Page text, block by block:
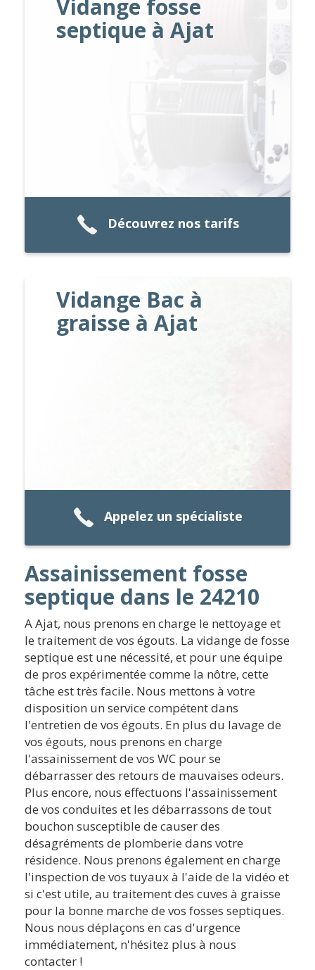
Vidange fosse
septique à Ajat
Découvrez nos tarifs
Vidange Bac à
graisse à Ajat
Appelez un spécialiste
Assainissement fosse
septique dans le 24210
A Ajat, nous prenons en charge le nettoyage et
le traitement de vos égouts. La vidange de fosse
septique est une nécessité, et pour une équipe
de pros expérimentée comme la nôtre, cette
tâche est très facile. Nous mettons à votre
disposition un service compétent dans
l'entretien de vos égouts. En plus du lavage de
vos égouts, nous prenons en charge
l'assainissement de vos WC pour se
débarrasser des retours de mauvaises odeurs.
Plus encore, nous effectuons l'assainissement
de vos conduites et les débarrassons de tout
bouchon susceptible de causer des
désagréments de plomberie dans votre
résidence. Nous prenons également en charge
l'inspection de vos tuyaux à l'aide de la vidéo et
si c'est utile, au traitement des cuves à graisse
pour la bonne marche de vos fosses septiques.
Nous nous déplaçons en cas d'urgence
immédiatement, n'hésitez plus à nous
contacter !